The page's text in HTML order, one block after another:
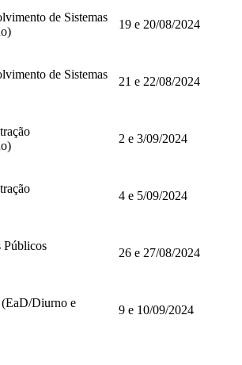
de Sistemas
19 e 20/08/2024
de Sistemas
21 e 22/08/2024
2 e 3/09/2024
4 e 5/09/2024
Públicos
26 e 27/08/2024
Diurno e
9 e 10/09/2024